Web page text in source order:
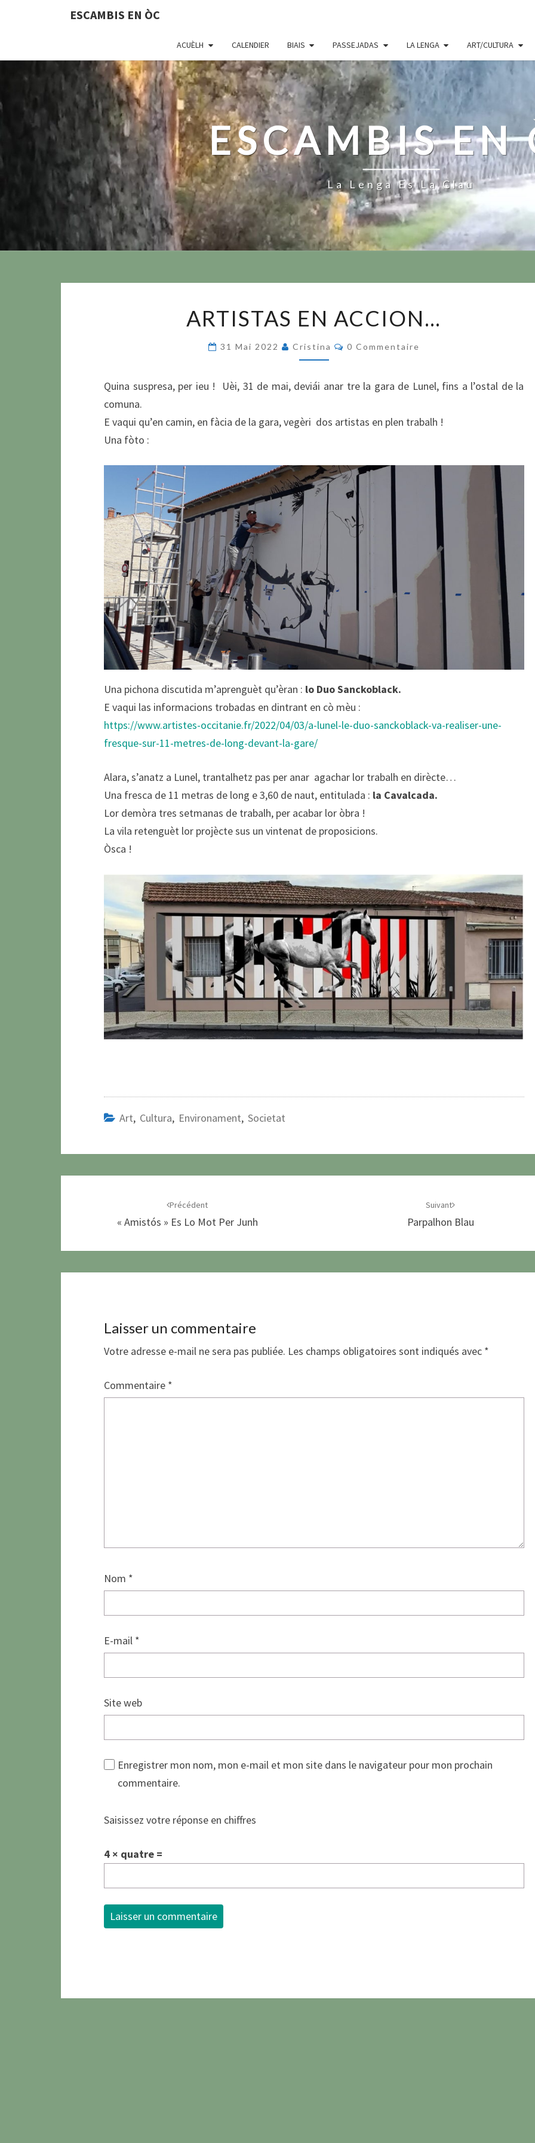
ESCAMBIS EN ÒC
ACUÈLH CALENDIER BIAIS PASSEJADAS LA LENGA ART/CULTURA
ESCAMBIS EN
La Lenga Es La Clau
EN
ARTISTAS EN ACCION…
31 Mai 2022 Cristina Commentaires
0 Commentaire
Quina suspresa, per ieu ! Uèi, 31 de mai, deviái anar tre la gara de Lunel, fins a l’ostal de la
comuna.
E vaqui qu’en camin, en fàcia de la gara, vegèri dos artistas en plen trabalh !
Una fòto :
Una pichona discutida m’aprenguèt qu’èran : lo Duo Sanckoblack.
E vaqui las informacions trobadas en dintrant en cò mèu :
https://www.artistes-occitanie.fr/2022/04/03/a-lunel-le-duo-sanckoblack-va-realiser-une-
fresque-sur-11-metres-de-long-devant-la-gare/
Alara, s’anatz a Lunel, trantalhetz pas per anar agachar lor trabalh en dirècte…
Una fresca de 11 metras de long e 3,60 de naut, entitulada : la Cavalcada.
Lor demòra tres setmanas de trabalh, per acabar lor òbra !
La vila retenguèt lor projècte sus un vintenat de proposicions.
Òsca !
Art, Cultura, Environament, Societat
Précédent
« Amistós » Es Lo Mot Per Junh
Suivant
Parpalhon Blau
Laisser un commentaire
Votre adresse e-mail ne sera pas publiée. Les champs obligatoires sont indiqués avec *
Commentaire *
Nom *
E-mail *
Site web
Enregistrer mon nom, mon e-mail et mon site dans le navigateur pour mon prochain
commentaire.
Saisissez votre réponse en chiffres
4 × quatre =